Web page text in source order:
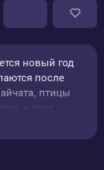
новый год
после
птицы
а снег